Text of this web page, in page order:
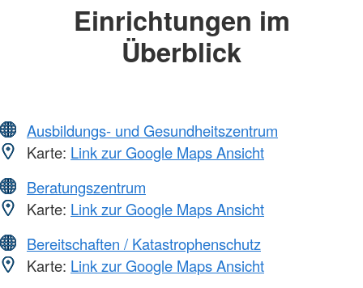
Einrichtungen im
Überblick
Ausbildungs- und Gesundheitszentrum
Karte: Link zur Google Maps Ansicht
Beratungszentrum
Karte: Link zur Google Maps Ansicht
Bereitschaften / Katastrophenschutz
Karte: Link zur Google Maps Ansicht